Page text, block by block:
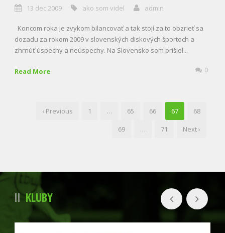
13 dec 2009 ako som videl admin
Koncom roka je zvykom bilancovať a tak stojí za to obzrieť sa
dozadu za rokom 2009 v slovenských diskových športoch a
zhrnúť úspechy a neúspechy. Na Slovensko som prišiel...
Read More 0
‹ Previous 1 … 65 66 67
68
69
… 71 Next ›
KLUBY